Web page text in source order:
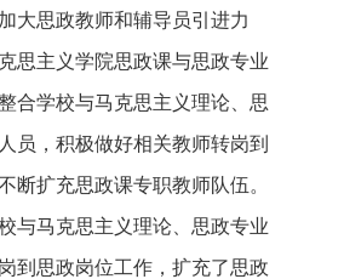
大思政教师和辅导员引进力
思主义学院思政课与思政专业
合学校与马克思主义理论、思
员，积极做好相关教师转岗到
断扩充思政课专职教师队伍。
与马克思主义理论、思政专业
到思政岗位工作，扩充了思政